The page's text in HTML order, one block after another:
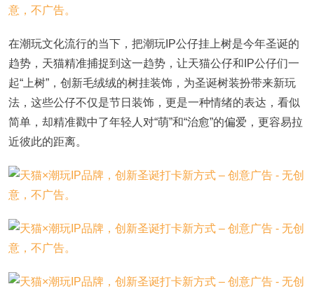
在潮玩文化流行的当下，把潮玩IP公仔挂上树是今年圣诞的
趋势，天猫精准捕捉到这一趋势，让天猫公仔和IP公仔们一
起“上树”，创新毛绒绒的树挂装饰，为圣诞树装扮带来新玩
法，这些公仔不仅是节日装饰，更是一种情绪的表达，看似
简单，却精准戳中了年轻人对“萌”和“治愈”的偏爱，更容易拉
近彼此的距离。